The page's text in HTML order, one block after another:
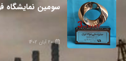
سومین نمایشگاه
20 آبان 1402